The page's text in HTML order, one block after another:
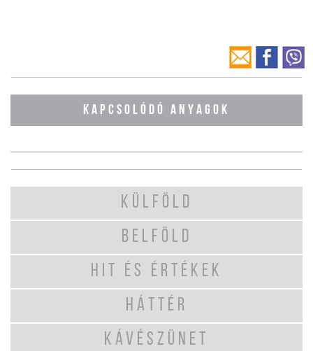
KAPCSOLÓDÓ ANYAGOK
KÜLFÖLD
BELFÖLD
HIT ÉS ÉRTÉKEK
HÁTTÉR
KÁVÉSZÜNET